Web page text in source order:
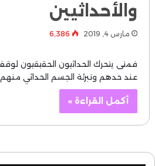
والأحداثيين
مارس 4, 2019 6٬386
فمتى يتحرك الحداثيون الحقيقيون لوقف
عند حدهم وتبرئة الجسم الحداثي
أكمل القراءة »